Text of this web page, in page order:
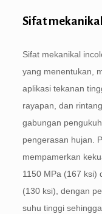
Sifat
Sifat mekanikal
yang menentukan,
aplikasi tekanan
rayapan, dan
gabungan
pengerasan hujan.
mempamerkan
1150 MPa (167 ksi)
(130 ksi), dengan
suhu tinggi